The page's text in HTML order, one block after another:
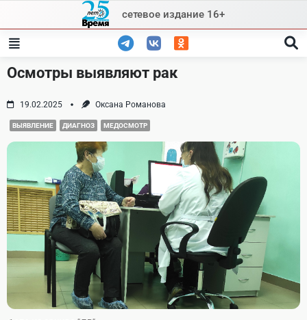
content
сетевое издание 16+
Осмотры выявляют рак
19.02.2025 Оксана Романова
ВЫЯВЛЕНИЕ ДИАГНОЗ МЕДОСМОТР